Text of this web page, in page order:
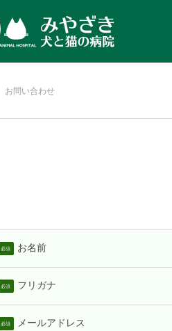
お問い合わせ
必須 お名前
必須 フリガナ
必須 メールアドレス